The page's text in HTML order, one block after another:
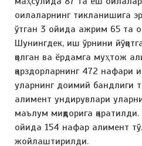
оилаларнинг тикланишига
ўтган 3 ойида ажрим 65 та
Шунингдек, иш ўрнини
қолган ва ёрдамга муҳтож
қарздорларнинг 472
уларнинг доимий бандлиги
алимент ундирувлари
маълум миқдорига
ойида 154 нафар алимент
жойлаштирилди.